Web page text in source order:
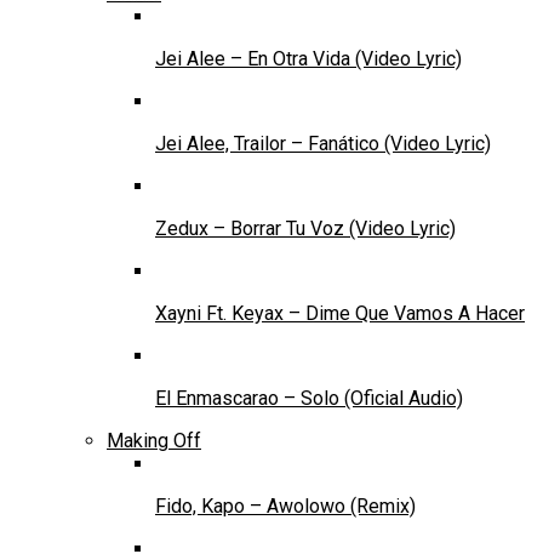
Jei Alee – En Otra Vida (Video Lyric)
Jei Alee, Trailor – Fanático (Video Lyric)
Zedux – Borrar Tu Voz (Video Lyric)
Xayni Ft. Keyax – Dime Que Vamos A Hacer
El Enmascarao – Solo (Oficial Audio)
Making Off
Fido, Kapo – Awolowo (Remix)